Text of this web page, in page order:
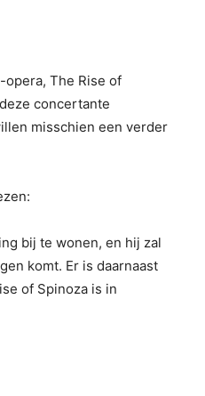
The Rise of
concertante
misschien een verder
bij te wonen, en hij zal
komt. Er is daarnaast
of Spinoza is in